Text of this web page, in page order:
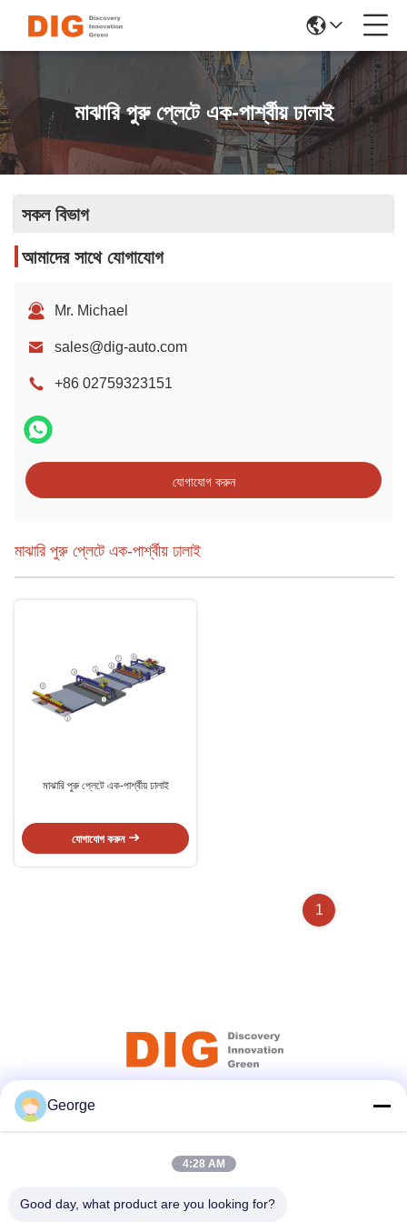
মাঝারি পুরু প্লেটে এক-পার্শ্বীয় ঢালাই
সকল বিভাগ
আমাদের সাথে যোগাযোগ
Mr. Michael
sales@dig-auto.com
+86 02759323151
যোগাযোগ করুন
মাঝারি পুরু প্লেটে এক-পার্শ্বীয় ঢালাই
মাঝারি পুরু প্লেটে এক-পার্শ্বীয় ঢালাই
যোগাযোগ করুন
1
দ্রুত যোগাযোগ
George
4:28 AM
Good day, what product are you looking for?